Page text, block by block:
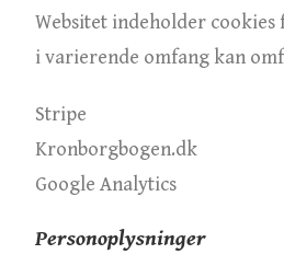
Websitet indeholder
i varierende omfang kan
Stripe
Kronborgbogen.dk
Google Analytics
Personoplysninger